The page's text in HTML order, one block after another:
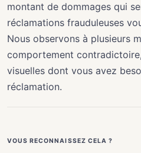
montant de dommages qui
réclamations frauduleuses
Nous observons à plusieurs
comportement
visuelles dont vous avez
réclamation.
VOUS RECONNAISSEZ CELA ?